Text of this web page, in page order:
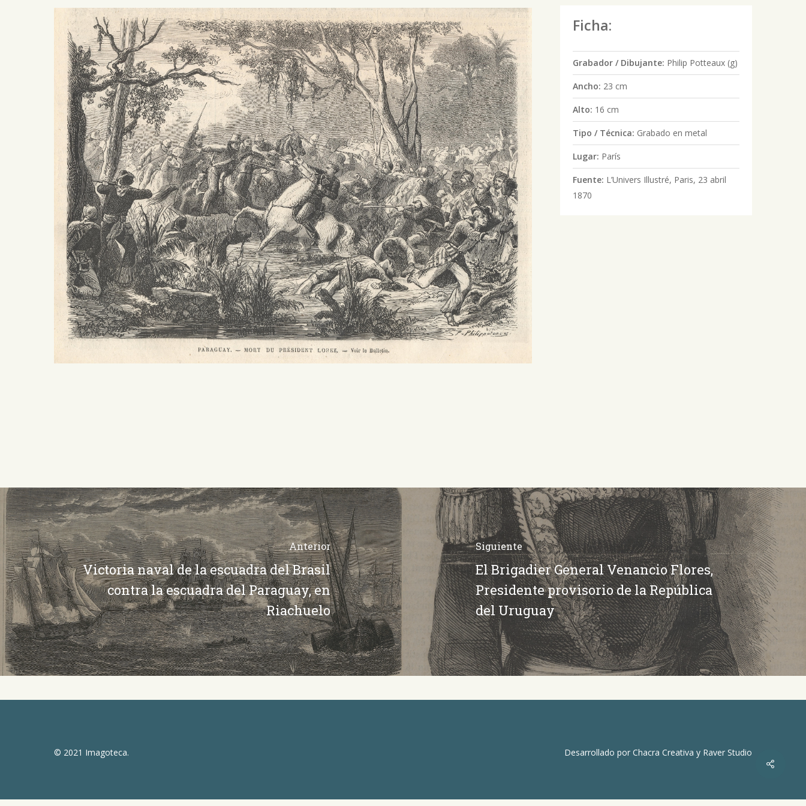
Ficha:
Grabador / Dibujante: Philip Potteaux (g)
Ancho: 23 cm
Alto: 16 cm
Tipo / Técnica: Grabado en metal
Lugar: París
Fuente: L’Univers Illustré, Paris, 23 abril
1870
Anterior
Victoria naval de la escuadra del Brasil
contra la escuadra del Paraguay, en
Riachuelo
Siguiente
El Brigadier General Venancio Flores,
Presidente provisorio de la República
del Uruguay
© 2021 Imagoteca. Desarrollado por Chacra Creativa y Raver Studio